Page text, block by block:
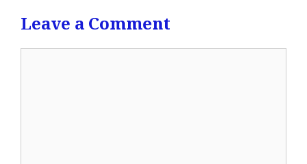
Leave a Comment